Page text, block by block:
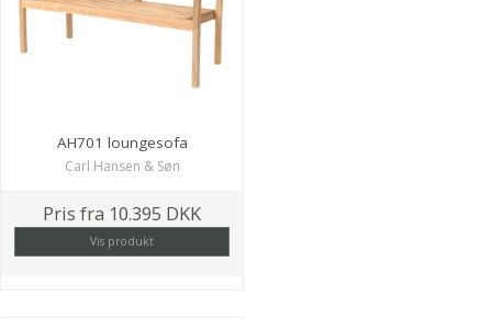
AH701 loungesofa
Carl Hansen & Søn
Pris fra 10.395 DKK
Vis produkt